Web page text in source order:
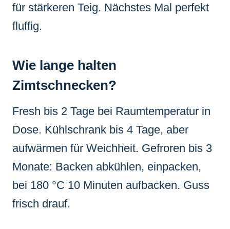
für stärkeren Teig. Nächstes Mal perfekt
fluffig.
Wie lange halten
Zimtschnecken?
Fresh bis 2 Tage bei Raumtemperatur in
Dose. Kühlschrank bis 4 Tage, aber
aufwärmen für Weichheit. Gefroren bis 3
Monate: Backen abkühlen, einpacken,
bei 180 °C 10 Minuten aufbacken. Guss
frisch drauf.